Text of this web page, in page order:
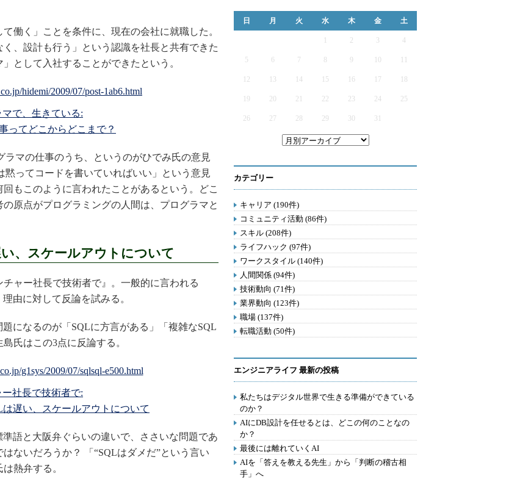
働く」ことを条件に、現在の会社に就職した。
く、設計も行う」という認識を社長と共有できた
として入社することができたという。
マで、生きている:
ってどこからどこまで？
マの仕事のうち、というのがひでみ氏の意見
黙ってコードを書いていればいい」という意見
もこのように言われたことがあるという。どこ
原点がプログラミングの人間は、プログラマと
、スケールアウトについて
チャー社長で技術者で』。一般的に言われる
由に対して反論を試みる。
になるのが「SQLに方言がある」「複雑なSQL
氏はこの3点に反論する。
社長で技術者で:
遅い、スケールアウトについて
語と大阪弁ぐらいの違いで、ささいな問題であ
ないだろうか？ 「“SQLはダメだ”という言い
熱弁する。
日 月 火 水 木 金 土
2 3 4
5 6 7 9
12 13 14 15 16 17
19 20 21 22 23 24 25
26 27 28 29 30 31
カテゴリー
キャリア (190件)
コミュニティ活動 (86件)
スキル (208件)
ライフハック (97件)
ワークスタイル (140件)
人間関係 (94件)
技術動向 (71件)
業界動向 (123件)
職場 (137件)
転職活動 (50件)
エンジニアライフ 最新の投稿
私たちはデジタル世界で生きる準備ができている
のか？
AIにDB設計を任せるとは、どこの何のことなの
か？
最後には離れていくAI
AIを「答えを教える先生」から「判断の稽古相
手」へ